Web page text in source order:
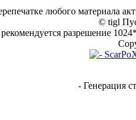
любого материала
© tigl
разрешение
- Генерация